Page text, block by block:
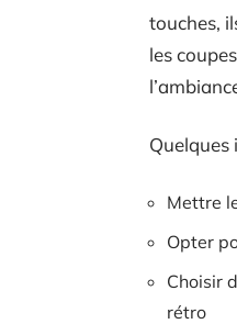
touches,
les
Quelques
Mettre
Opter
Choisir
rétro